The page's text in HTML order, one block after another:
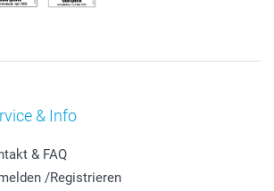
& Info
& FAQ
/Registrieren